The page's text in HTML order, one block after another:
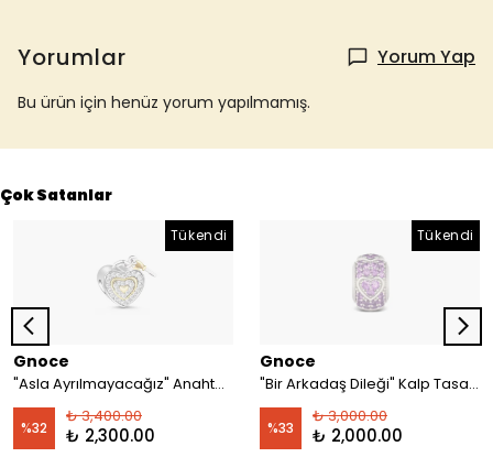
Yorumlar Yorum Yap
Bu ürün için henüz yorum yapılmamış.
Çok Satanlar
Tükendi
Gnoce
"Asla Ayrılmayacağız" Anahtar ve Kilit Charm, 925 Ayar Gümüş
%32
₺ 3,400.00
₺ 2,300.00
Tükendi
Gnoce
"Bir Arkadaş Dileği" Kalp Tasarımlı ve Işıltılı Ametist Taşlarla İşlenmiş Charm, 925 Ayar Gümüş
%33
₺ 3,000.00
₺ 2,000.00